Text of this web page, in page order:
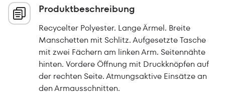
Produktbeschreibung
Recycelter Polyester. Lange Ärmel. Breite
Manschetten mit Schlitz. Aufgesetzte Tasche
mit zwei Fächern am linken Arm. Seitennähte
hinten. Vordere Öffnung mit Druckknöpfen auf
der rechten Seite. Atmungsaktive Einsätze an
den Armausschnitten.